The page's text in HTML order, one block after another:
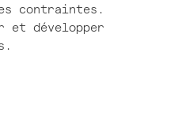
contraintes.
et développer